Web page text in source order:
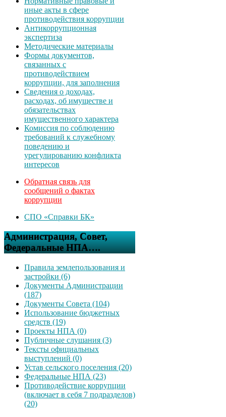
иные акты в сфере
противодействия коррупции
Антикоррупционная
экспертиза
Методические материалы
Формы документов,
связанных с
противодействием
коррупции, для заполнения
Сведения о доходах,
расходах, об имуществе и
обязательствах
имущественного характера
Комиссия по соблюдению
требований к служебному
поведению и
урегулированию конфликта
интересов
Обратная связь для
сообщений о фактах
коррупции
СПО «Справки БК»
Администрация, Совет,
Федеральные НПА….
Правила землепользования и
застройки (6)
Документы Администрации
(187)
Документы Совета (104)
Использование бюджетных
средств (19)
Проекты НПА (0)
Публичные слушания (3)
Тексты официальных
выступлений (0)
Устав сельского поселения (20)
Федеральные НПА (23)
Противодействие коррупции
(включает в себя 7 подразделов)
(20)